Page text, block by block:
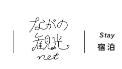
Stay​
宿泊